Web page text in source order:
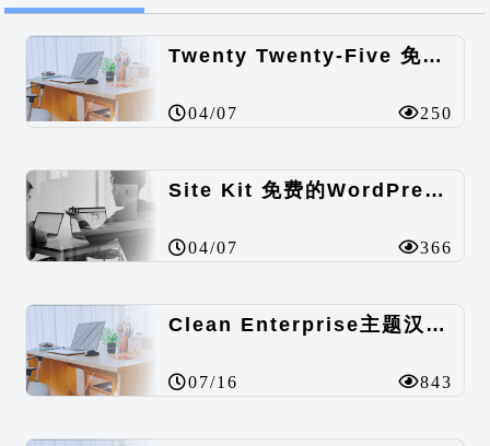
Twenty Twenty-Five 免费的WordPress内容主题
04/07 250
Site Kit 免费的WordPress数据统计插件
04/07 366
Clean Enterprise主题汉化包
07/16 843